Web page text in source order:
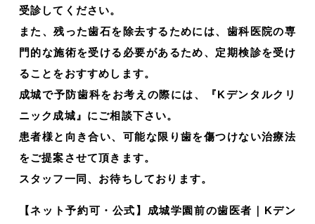
受診してください。
また、残った歯石を除去するためには、歯科医院の専
門的な施術を受ける必要があるため、定期検診を受け
ることをおすすめします。
成城で予防歯科をお考えの際には、『Kデンタルクリ
ニック成城』にご相談下さい。
患者様と向き合い、可能な限り歯を傷つけない治療法
をご提案させて頂きます。
スタッフ一同、お待ちしております。
【ネット予約可・公式】成城学園前の歯医者｜Kデン